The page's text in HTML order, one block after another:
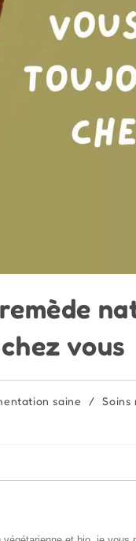
vous
saine / Soins